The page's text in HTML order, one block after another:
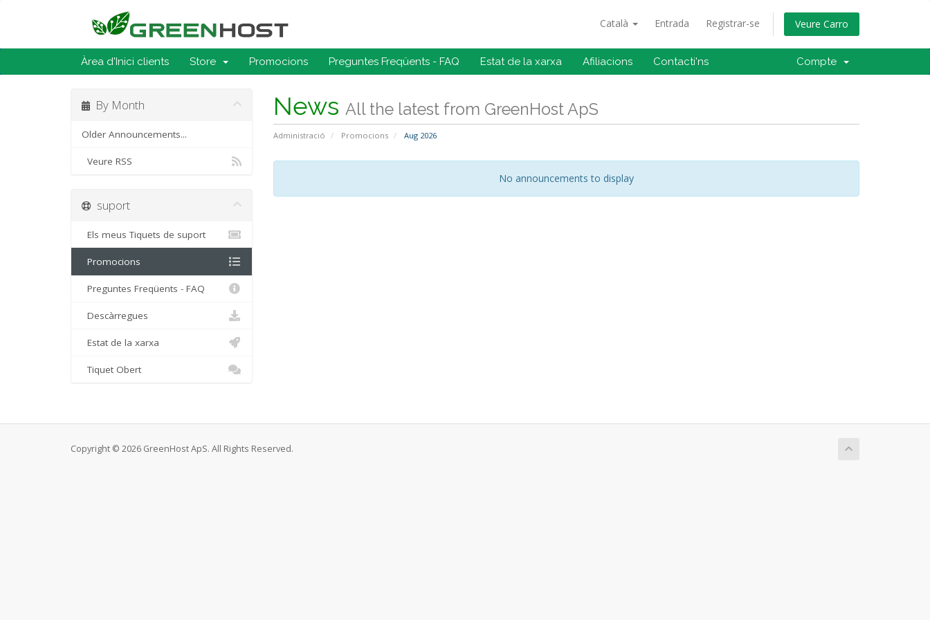
Català Entrada Registrar-se Veure Carro
Àrea d'Inici clients Store Promocions Preguntes Freqüents - FAQ Estat de la xarxa Afiliacions Contacti'ns Compte
News All the latest from GreenHost ApS
Administració Promocions Aug 2026
By Month
Older Announcements...
Veure RSS
No announcements to display
suport
Els meus Tiquets de suport
Promocions
Preguntes Freqüents - FAQ
Descàrregues
Estat de la xarxa
Tiquet Obert
Copyright © 2026 GreenHost ApS. All Rights Reserved.